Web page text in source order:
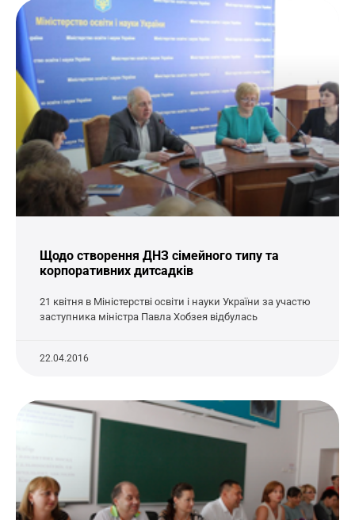
Щодо створення ДНЗ сімейного типу та
корпоративних дитсадків
21 квітня в Міністерстві освіти і науки України за участю
заступника міністра Павла Хобзея відбулась
22.04.2016